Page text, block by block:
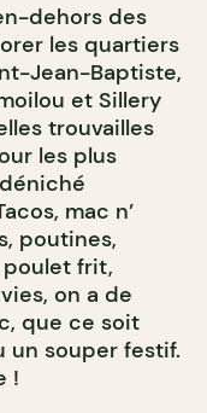
dehors des
les quartiers
Jean-Baptiste,
et Sillery
trouvailles
les plus
mac n’
poutines,
poulet frit,
on a de
que ce soit
un souper festif.
!